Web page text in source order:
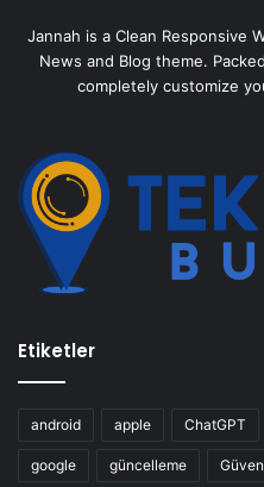
Jannah is a Clean Responsive
News and Blog theme.
completely customize
Etiketler
android apple ChatGPT
google güncelleme